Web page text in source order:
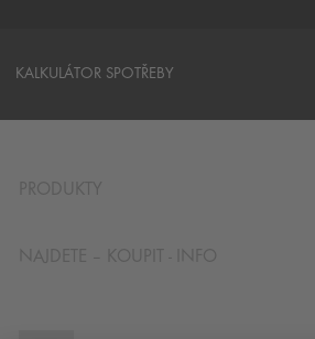
KALKULÁTOR SPOTŘEBY